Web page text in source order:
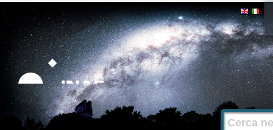
Strumenti
personali
Salta
contenuti.
|
Salta
alla
navigazione
Cerca nel
Ricerca
avanzata…